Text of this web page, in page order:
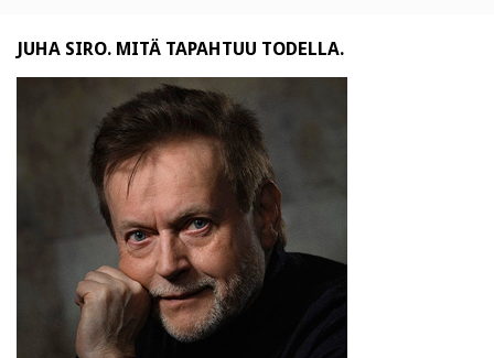
JUHA SIRO. MITÄ TAPAHTUU TODELLA.